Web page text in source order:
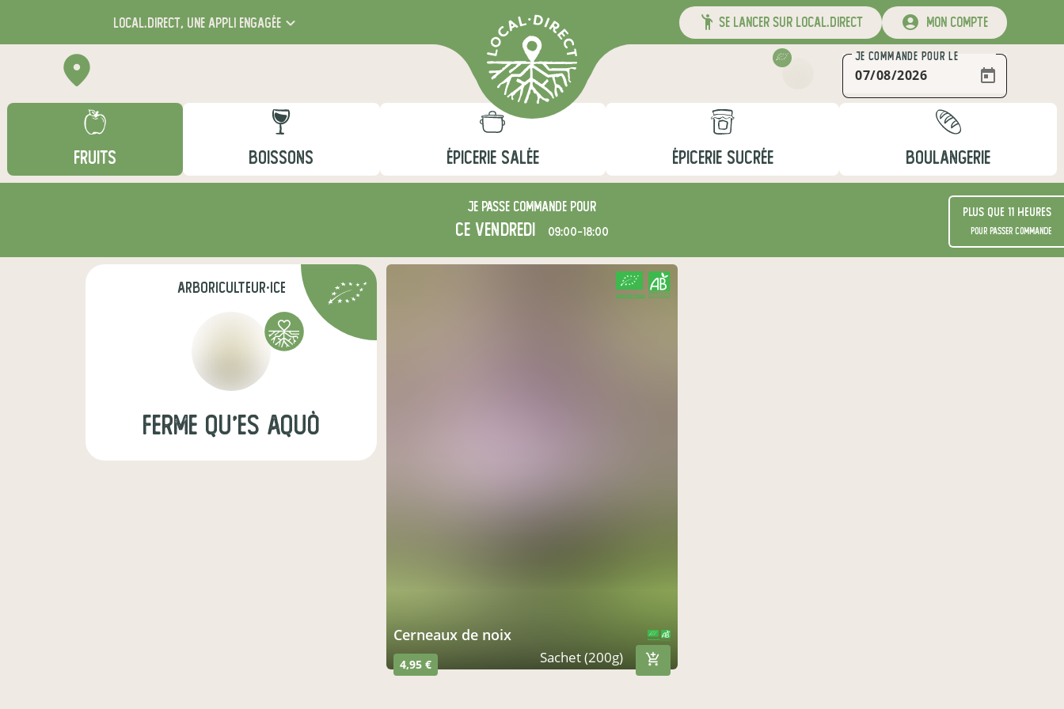
local.direct, une appli engagée se lancer sur local.direct mon compte
JE COMMANDE POUR LE
FRUITS BOISSONS ÉPICERIE SALÉE ÉPICERIE SUCRÉE BOULANGERIE
Je passe commande pour
ce vendredi 09:00-18:00
Plus que 11 heures
pour passer commande
arboriculteur·ice
Ferme Qu'es Aquò
cerneaux de noix
4,95 € Sachet (200g)
CERTIFIÉ PAR FR-BIO-12
AGRICULTURE FRANCE